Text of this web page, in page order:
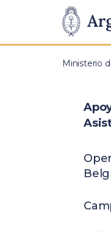
Presidencia
de
Pasar al contenido
Ministerio